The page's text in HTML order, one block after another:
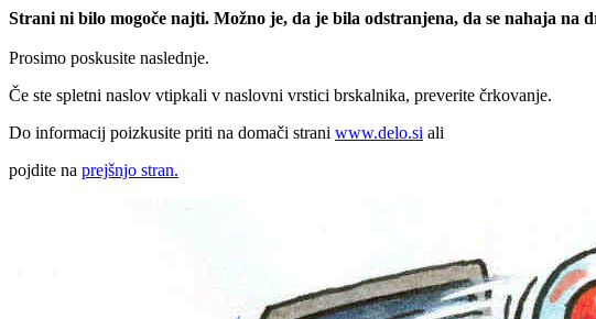
Strani ni bilo mogoče najti. Možno je, da je bila odstranjena, da se nahaja na
Prosimo poskusite naslednje.
Če ste spletni naslov vtipkali v naslovni vrstici brskalnika, preverite črkovanje.
Do informacij poizkusite priti na domači strani www.delo.si ali
pojdite na prejšnjo stran.